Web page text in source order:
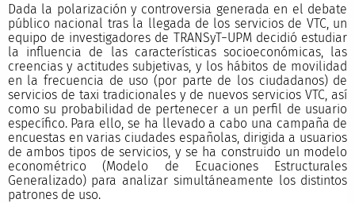
Dada la polarización y controversia generada en el debate
público nacional tras la llegada de los servicios de VTC, un
equipo de investigadores de TRANSyT−UPM decidió estudiar
la influencia de las características socioeconómicas, las
creencias y actitudes subjetivas, y los hábitos de movilidad
en la frecuencia de uso (por parte de los ciudadanos) de
servicios de taxi tradicionales y de nuevos servicios VTC, así
como su probabilidad de pertenecer a un perfil de usuario
específico. Para ello, se ha llevado a cabo una campaña de
encuestas en varias ciudades españolas, dirigida a usuarios
de ambos tipos de servicios, y se ha construido un modelo
econométrico (Modelo de Ecuaciones Estructurales
Generalizado) para analizar simultáneamente los distintos
patrones de uso.